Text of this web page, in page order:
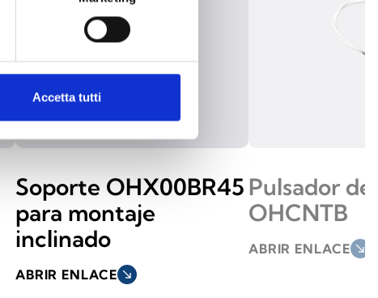
Accetta tutti
Soporte OHX00BR45
para montaje
inclinado
ABRIR ENLACE south_east
Pulsador
OHCNTB
ABRIR ENLACE south_east